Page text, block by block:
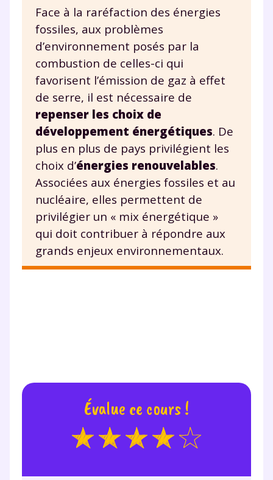
Face à la raréfaction des énergies
fossiles, aux problèmes
d’environnement posés par la
combustion de celles-ci qui
favorisent l’émission de gaz à effet
de serre, il est nécessaire de
repenser les choix de
développement énergétiques. De
plus en plus de pays privilégient les
choix d’énergies renouvelables.
Associées aux énergies fossiles et au
nucléaire, elles permettent de
privilégier un « mix énergétique »
qui doit contribuer à répondre aux
grands enjeux environnementaux.
Évalue ce cours !